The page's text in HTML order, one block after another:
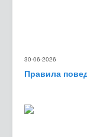
30-06-2026
Правила